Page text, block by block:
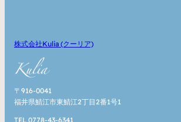
株式会社Kulia (クーリア)
〒916-0041
福井県鯖江市東鯖江2丁目2番1号1
TEL 0778-43-6341